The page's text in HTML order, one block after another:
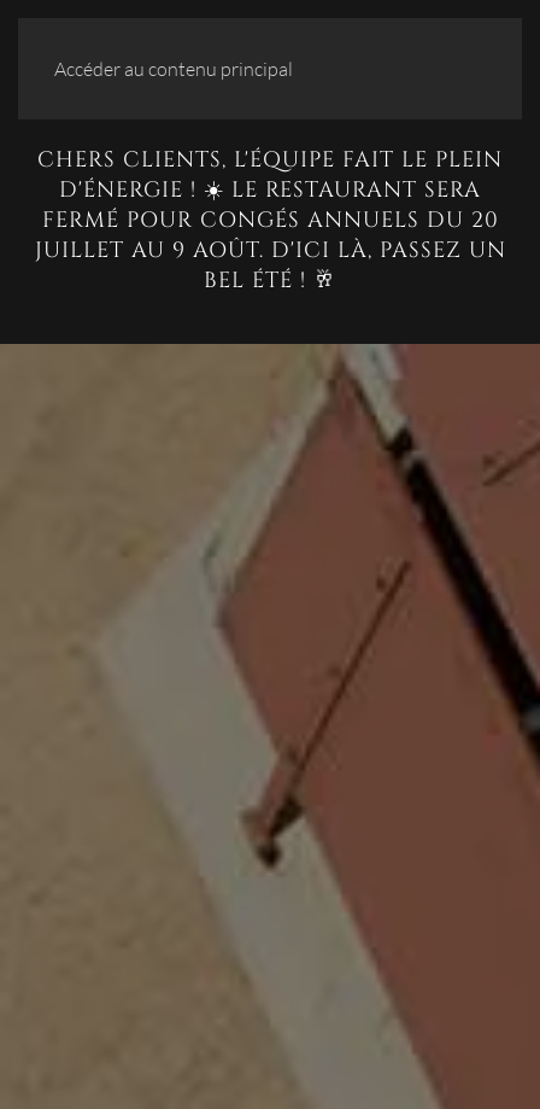
Accéder au contenu principal
CHERS CLIENTS, L'ÉQUIPE FAIT LE PLEIN
D'ÉNERGIE ! ☀️ LE RESTAURANT SERA
FERMÉ POUR CONGÉS ANNUELS DU 20
JUILLET AU 9 AOÛT. D'ICI LÀ, PASSEZ UN
BEL ÉTÉ ! 🥂